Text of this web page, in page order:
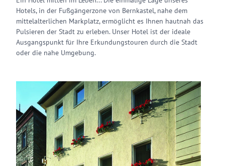
Hotels, in der Fußgängerzone von Bernkastel, nahe dem
mittelalterlichen Markplatz, ermöglicht es Ihnen hautnah das
Pulsieren der Stadt zu erleben. Unser Hotel ist der ideale
Ausgangspunkt für Ihre Erkundungstouren durch die Stadt
oder die nahe Umgebung.